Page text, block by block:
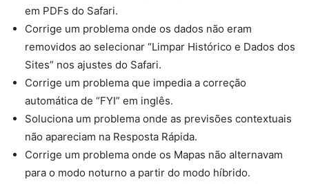
em PDFs do Safari.
Corrige um problema onde os dados não eram
removidos ao selecionar “Limpar Histórico e Dados dos
Sites” nos ajustes do Safari.
Corrige um problema que impedia a correção
automática de “FYI” em inglês.
Soluciona um problema onde as previsões contextuais
não apareciam na Resposta Rápida.
Corrige um problema onde os Mapas não alternavam
para o modo noturno a partir do modo híbrido.